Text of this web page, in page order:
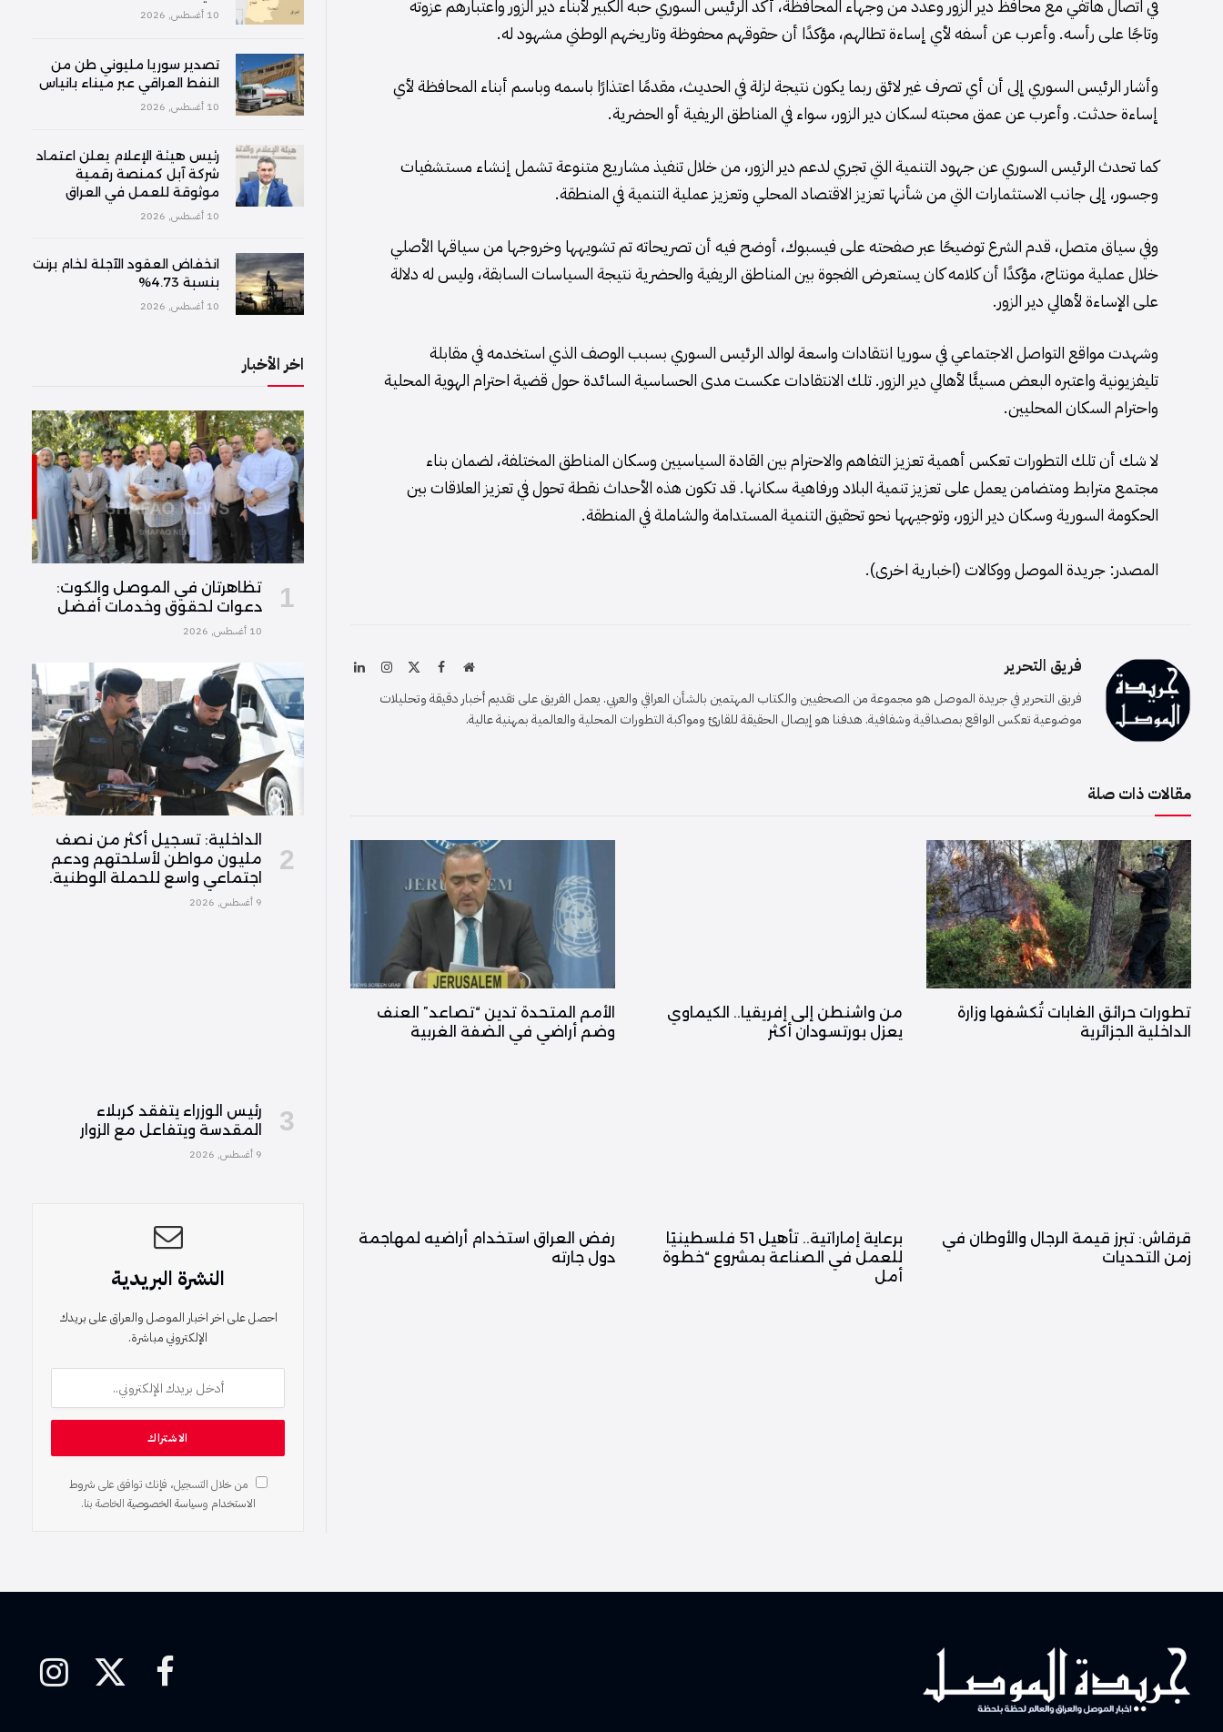
في اتصال هاتفي مع محافظ دير الزور وعدد من وجهاء المحافظة، أكد الرئيس السوري حبه الكبير لأبناء دير الزور واعتبارهم عزوته
وتاجًا على رأسه. وأعرب عن أسفه لأي إساءة تطالهم، مؤكدًا أن حقوقهم محفوظة وتاريخهم الوطني مشهود له.
وأشار الرئيس السوري إلى أن أي تصرف غير لائق ربما يكون نتيجة لزلة في الحديث، مقدمًا اعتذارًا باسمه وباسم أبناء المحافظة لأي
إساءة حدثت. وأعرب عن عمق محبته لسكان دير الزور، سواء في المناطق الريفية أو الحضرية.
كما تحدث الرئيس السوري عن جهود التنمية التي تجري لدعم دير الزور، من خلال تنفيذ مشاريع متنوعة تشمل إنشاء مستشفيات
وجسور، إلى جانب الاستثمارات التي من شأنها تعزيز الاقتصاد المحلي وتعزيز عملية التنمية في المنطقة.
وفي سياق متصل، قدم الشرع توضيحًا عبر صفحته على فيسبوك، أوضح فيه أن تصريحاته تم تشويهها وخروجها من سياقها الأصلي
خلال عملية مونتاج، مؤكدًا أن كلامه كان يستعرض الفجوة بين المناطق الريفية والحضرية نتيجة السياسات السابقة، وليس له دلالة
على الإساءة لأهالي دير الزور.
وشهدت مواقع التواصل الاجتماعي في سوريا انتقادات واسعة لوالد الرئيس السوري بسبب الوصف الذي استخدمه في مقابلة
تليفزيونية واعتبره البعض مسيئًا لأهالي دير الزور. تلك الانتقادات عكست مدى الحساسية السائدة حول قضية احترام الهوية المحلية
واحترام السكان المحليين.
لا شك أن تلك التطورات تعكس أهمية تعزيز التفاهم والاحترام بين القادة السياسيين وسكان المناطق المختلفة، لضمان بناء
مجتمع مترابط ومتضامن يعمل على تعزيز تنمية البلاد ورفاهية سكانها. قد تكون هذه الأحداث نقطة تحول في تعزيز العلاقات بين
الحكومة السورية وسكان دير الزور، وتوجيهها نحو تحقيق التنمية المستدامة والشاملة في المنطقة.
المصدر: جريدة الموصل ووكالات (اخبارية اخرى).
فريق التحرير
موقعفيسبوك الانستغرام
لينكدإن
فريق التحرير في جريدة الموصل هو مجموعة من الصحفيين والكتاب المهتمين بالشأن العراقي والعربي. يعمل الفريق على تقديم أخبار دقيقة وتحليلات
موضوعية تعكس الواقع بمصداقية وشفافية. هدفنا هو إيصال الحقيقة للقارئ ومواكبة التطورات المحلية والعالمية بمهنية عالية.
مقالات ذات صلة
تطورات حرائق الغابات تُكشفها وزارة
الداخلية الجزائرية
من واشنطن إلى إفريقيا.. الكيماوي
يعزل بورتسودان أكثر
الأمم المتحدة تدين “تصاعد” العنف
وضم أراضي في الضفة الغربية
قرقاش: تبرز قيمة الرجال والأوطان في
زمن التحديات
برعاية إماراتية.. تأهيل 51 فلسطينيًا
للعمل في الصناعة بمشروع “خطوة
أمل
رفض العراق استخدام أراضيه لمهاجمة
دول جارته
10 أغسطس, 2026
تصدير سوريا مليوني طن من
النفط العراقي عبر ميناء بانياس
10 أغسطس, 2026
رئيس هيئة الإعلام يعلن اعتماد
شركة آبل كمنصة رقمية
موثوقة للعمل في العراق
10 أغسطس, 2026
انخفاض العقود الآجلة لخام برنت
بنسبة 4.73%
10 أغسطس, 2026
اخر الأخبار
تظاهرتان في الموصل والكوت:
دعوات لحقوق وخدمات أفضل
10 أغسطس, 2026
الداخلية: تسجيل أكثر من نصف
مليون مواطن لأسلحتهم ودعم
اجتماعي واسع للحملة الوطنية.
9 أغسطس, 2026
رئيس الوزراء يتفقد كربلاء
المقدسة ويتفاعل مع الزوار
9 أغسطس, 2026
النشرة البريدية
احصل على اخر اخبار الموصل والعراق على بريدك
الإلكتروني مباشرة.
من خلال التسجيل، فإنك توافق على شروط
الاستخدام وسياسة الخصوصية الخاصة بنا.
فيسبوك
X
الانستغرام